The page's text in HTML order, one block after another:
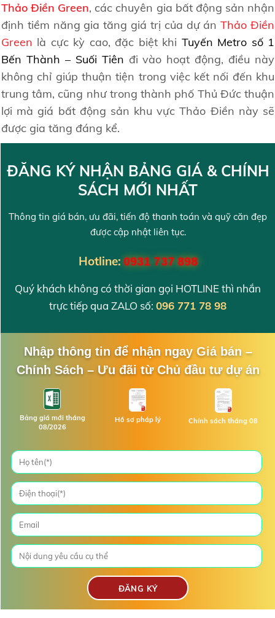
Thảo Điền Green, các chuyên gia bất động sản nhận
định tiềm năng gia tăng giá trị của dự ánThảo Điền
Green là cực kỳ cao, đặc biệt khi Tuyến Metro số 1
Bến Thành – Suối Tiên đi vào hoạt động, điều này
không chỉ giúp thuận tiện trong việc kết nối đến khu
trung tâm, cũng như trong thành phố Thủ Đức thuận
lợi mà giá bất động sản khu vực Thảo Điền này sẽ
được gia tăng đáng kể.
ĐĂNG KÝ NHẬN BẢNG GIÁ & CHÍNH
SÁCH MỚI NHẤT
Thông tin giá bán, ưu đãi, tiến độ thanh toán và quỹ căn đẹp
được cập nhật liên tục.
Hotline:0931 737 898
Quý khách không có thời gian gọi HOTLINE thì nhắn
trực tiếp qua ZALO số: 096 771 78 98
Nhập thông tin để nhận ngay Giá bán –
Chính Sách – Ưu đãi từ Chủ đầu tư dự án
Bảng giá mới tháng
08/2026
Hồ sơ pháp lý Chính sách tháng 08